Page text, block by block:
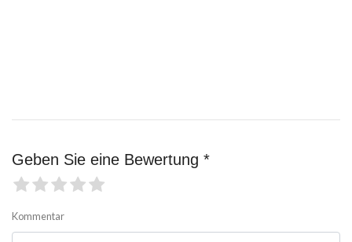
Geben Sie eine Bewertung *
Kommentar